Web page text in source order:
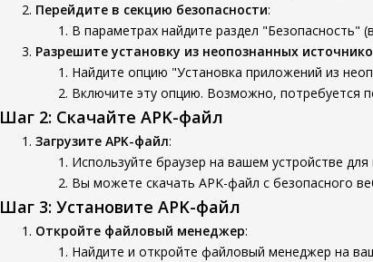
Перейдите в секцию безопасности:
В параметрах найдите раздел "Безопасность"
Разрешите установку из неопознанных
Найдите опцию "Установка приложений из
Включите эту опцию. Возможно, потребуется
Шаг 2: Скачайте APK-файл
Загрузите APK-файл:
Используйте браузер на вашем устройстве
Вы можете скачать APK-файл с безопасного
Шаг 3: Установите APK-файл
Откройте файловый менеджер:
Найдите и откройте файловый менеджер на